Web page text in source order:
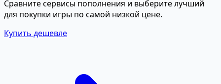
Сравните сервисы пополнения и выберите лучший
для покупки игры по самой низкой цене.
Купить дешевле